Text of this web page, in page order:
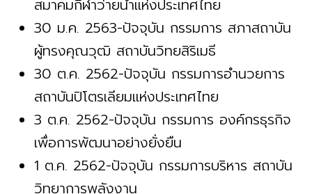
สมาคมกีฬาว่ายน้ำแห่งประเทศไทย
30 ม.ค. 2563-ปัจจุบัน กรรมการ สภาสถาบัน
ผู้ทรงคุณวุฒิ สถาบันวิทยสิริเมธี
30 ต.ค. 2562-ปัจจุบัน กรรมการอำนวยการ
สถาบันปิโตรเลียมแห่งประเทศไทย
3 ต.ค. 2562-ปัจจุบัน กรรมการ องค์กรธุรกิจ
เพื่อการพัฒนาอย่างยั่งยืน
1 ต.ค. 2562-ปัจจุบัน กรรมการบริหาร สถาบัน
วิทยาการพลังงาน